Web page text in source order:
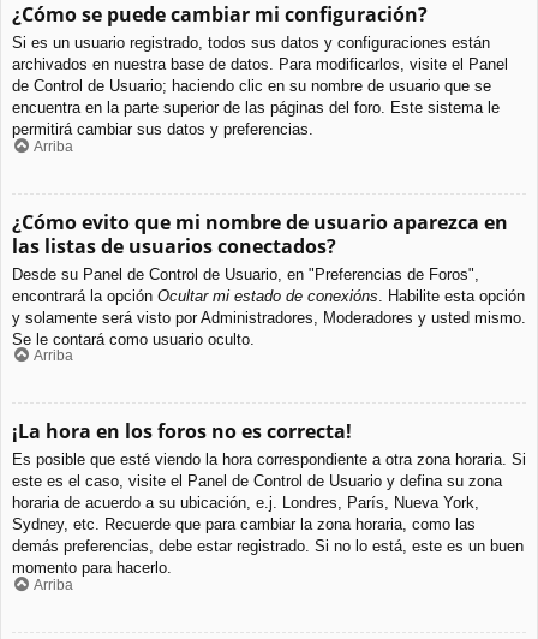
¿Cómo se puede cambiar mi configuración?
Si es un usuario registrado, todos sus datos y configuraciones están
archivados en nuestra base de datos. Para modificarlos, visite el Panel
de Control de Usuario; haciendo clic en su nombre de usuario que se
encuentra en la parte superior de las páginas del foro. Este sistema le
permitirá cambiar sus datos y preferencias.
Arriba
¿Cómo evito que mi nombre de usuario aparezca en
las listas de usuarios conectados?
Desde su Panel de Control de Usuario, en "Preferencias de Foros",
encontrará la opción Ocultar mi estado de conexións . Habilite esta opción
y solamente será visto por Administradores, Moderadores y usted mismo.
Se le contará como usuario oculto.
Arriba
¡La hora en los foros no es correcta!
Es posible que esté viendo la hora correspondiente a otra zona horaria. Si
este es el caso, visite el Panel de Control de Usuario y defina su zona
horaria de acuerdo a su ubicación, e.j. Londres, París, Nueva York,
Sydney, etc. Recuerde que para cambiar la zona horaria, como las
demás preferencias, debe estar registrado. Si no lo está, este es un buen
momento para hacerlo.
Arriba